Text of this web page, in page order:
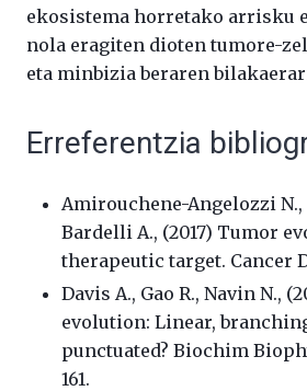
ekosistema horretako arrisku
nola eragiten dioten tumore-
eta minbizia beraren
Erreferentzia
Amirouchene-Angelozzi N.,
Bardelli A., (2017) Tumor
therapeutic target. Cancer
Davis A., Gao R., Navin N.,
evolution: Linear,
punctuated? Biochim
161.